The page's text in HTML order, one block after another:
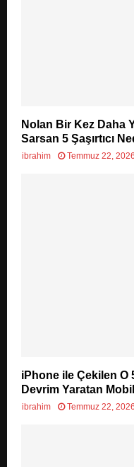
Nolan Bir Kez Daha
Sarsan 5 Şaşırtıcı
ibrahim Temmuz 22, 2026
iPhone ile Çekilen O
Devrim Yaratan
ibrahim Temmuz 22, 2026